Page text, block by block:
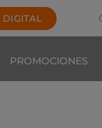
PROMOCIONES